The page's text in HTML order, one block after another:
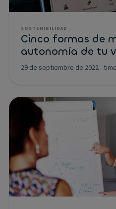
SOSTENIBILIDAD
Cinco formas de
autonomía de tu
29 de septiembre de 2022-